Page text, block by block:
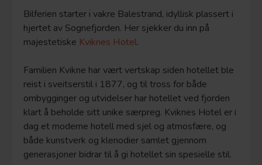
Bilferien starter i vakre Balestrand, idyllisk plassert i
hjertet av Sognefjorden. Her sjekker du inn på
majestetiske Kviknes Hotel.
Familien Kvikne har vært vertskap siden hotellet ble
reist i sveitserstil i 1877, og til tross for både
ombygginger og utvidelser har hotellet ved fjorden
klart å beholde sitt unike særpreg. Kviknes Hotel er i
dag et moderne hotell med sjel og atmosfære, og
både kunstverk og klenodier samlet gjennom
generasjoner bidrar til å gi hotellet sin spesielle stil.